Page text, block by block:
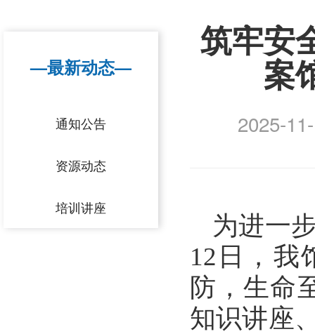
—最新动态—
通知公告
资源动态
培训讲座
筑牢安
案
2025-
为进一
12日
，我
防 ，生命
知识讲座